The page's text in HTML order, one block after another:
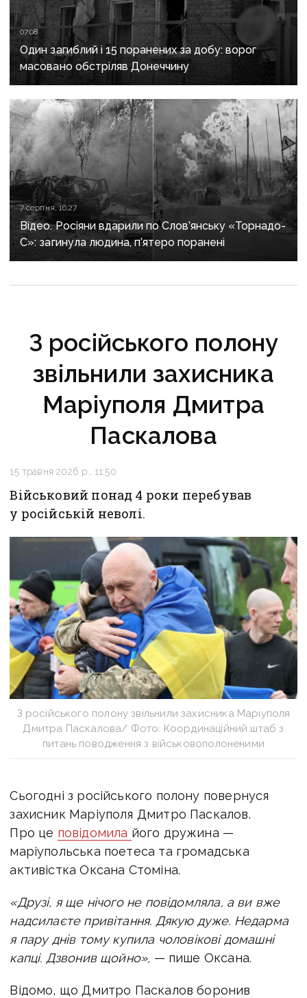
07:08
Один загиблий і 15 поранених за добу: ворог
масовано обстріляв Донеччину
7 серпня, 16:27
Відео. Росіяни вдарили по Слов’янську «Торнадо-
С»: загинула людина, п’ятеро поранені
З російського полону
звільнили захисника
Маріуполя Дмитра
Паскалова
15 травня 2026 р., 11:50
Військовий понад 4 роки перебував
у російській неволі.
З російського полону звільнили захисника Маріуполя
Дмитра Паскалова/ Фото: Координаційний штаб з
питань поводження з військовополоненими
Сьогодні з російського полону повернуся
захисник Маріуполя Дмитро Паскалов.
Про це повідомила його дружина —
маріупольська поетеса та громадська
активістка Оксана Стоміна.
«Друзі, я ще нічого не повідомляла, а ви вже
надсилаєте привітання. Дякую дуже. Недарма
я пару днів тому купила чоловікові домашні
капці. Дзвонив щойно», — пише Оксана.
Відомо, що Дмитро Паскалов боронив